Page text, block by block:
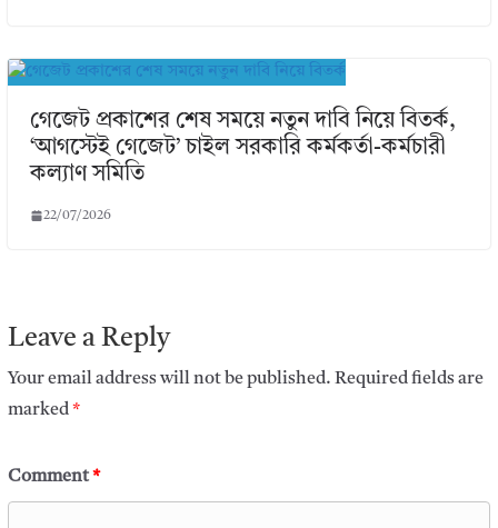
গেজেট প্রকাশের শেষ সময়ে নতুন দাবি নিয়ে বিতর্ক,
‘আগস্টেই গেজেট’ চাইল সরকারি কর্মকর্তা-কর্মচারী
কল্যাণ সমিতি
22/07/2026
Leave a Reply
Your email address will not be published. Required fields are
marked*
Comment*